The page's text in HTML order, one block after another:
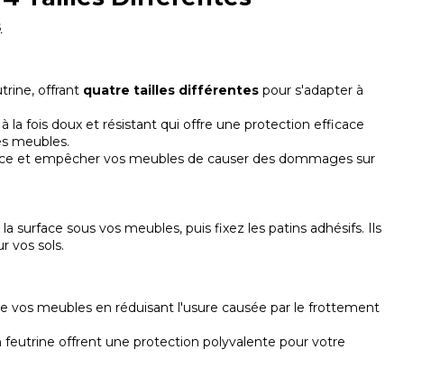
offrant quatre tailles différentes pour s'adapter à
la fois doux et résistant qui offre une protection efficace
meubles.
et empêcher vos meubles de causer des dommages sur
sous vos meubles, puis fixez les patins adhésifs. Ils
vos sols.
vos meubles en réduisant l'usure causée par le frottement
feutrine offrent une protection polyvalente pour votre